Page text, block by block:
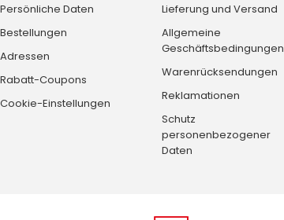
Persönliche Daten
Bestellungen
Adressen
Rabatt-Coupons
Cookie-Einstellungen
Lieferung und Versand
Allgemeine
Geschäftsbedingungen
Warenrücksendungen
Reklamationen
Schutz
personenbezogener
Daten